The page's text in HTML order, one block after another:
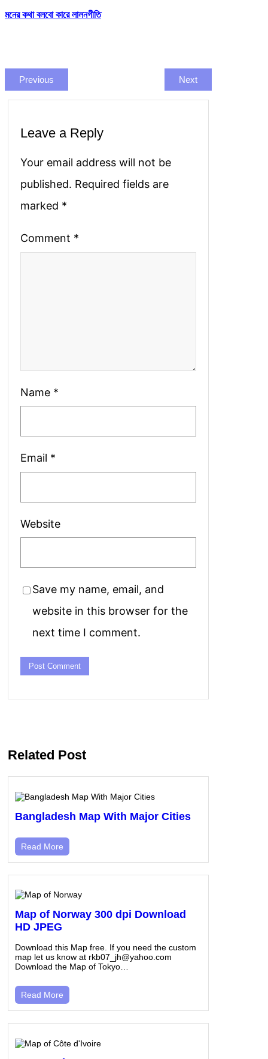
মনের কথা বলবো কারে লালনগীতি
Previous Next
Leave a Reply
Your email address will not be
published. Required fields are
marked *
Comment *
Name *
Email *
Website
Save my name, email, and
website in this browser for the
next time I comment.
Related Post
Bangladesh Map With Major Cities
Read More
Map of Norway 300 dpi Download
HD JPEG
Download this Map free. If you need the custom
map let us know at rkb07_jh@yahoo.com
Download the Map of Tokyo…
Read More